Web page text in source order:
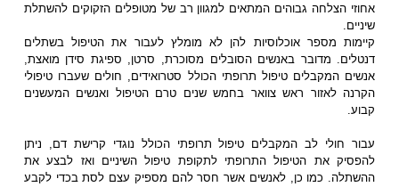
אחוזי הצלחה גבוהים המתאים למגוון רב של מטופלים הזקוקים להשתלת
שיניים.
קיימות מספר אוכלוסיות להן לא מומלץ לעבור את הטיפול בשתלים
דנטלים. מדובר באנשים הסובלים מסוכרת, סרטן, ספיגת סידן מואצת,
אנשים המקבלים טיפול תרופתי הכולל סטרואידים, חולים שעברו טיפולי
הקרנה לאזור ראש צוואר בחמש שנים טרם הטיפול ואנשים המעשנים
קבוע.
עבור חולי לב המקבלים טיפול תרופתי הכולל נוגדי קרישת דם, ניתן
להפסיק את הטיפול התרופתי לתקופת טיפול השיניים ואז לבצע את
ההשתלה. כמו כן, לאנשים אשר חסר להם מספיק עצם לסת בכדי לקבע